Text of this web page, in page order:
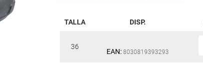
TALLA DISP.
36
EAN: 8030819393293